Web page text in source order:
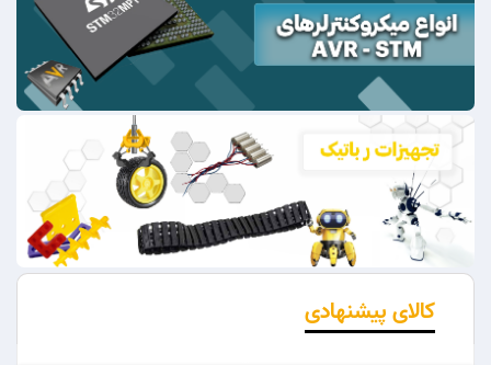
کالای پیشنهادی